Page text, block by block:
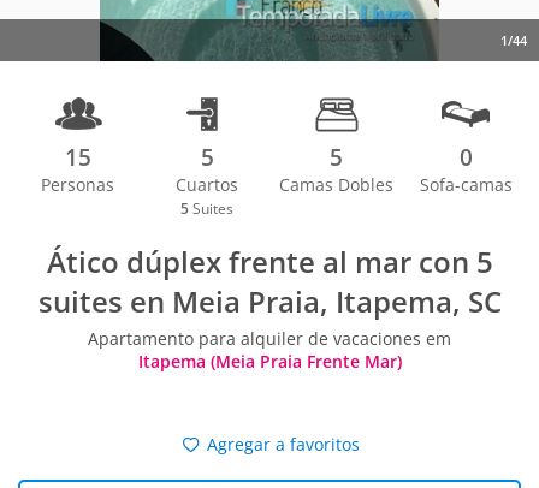
1/44
15
Personas
5
Cuartos
5 Suites
5
Camas Dobles
0
Sofa-camas
Ático dúplex frente al mar con 5
suites en Meia Praia, Itapema, SC
Apartamento para alquiler de vacaciones em
Itapema (Meia Praia Frente Mar)
Agregar a favoritos